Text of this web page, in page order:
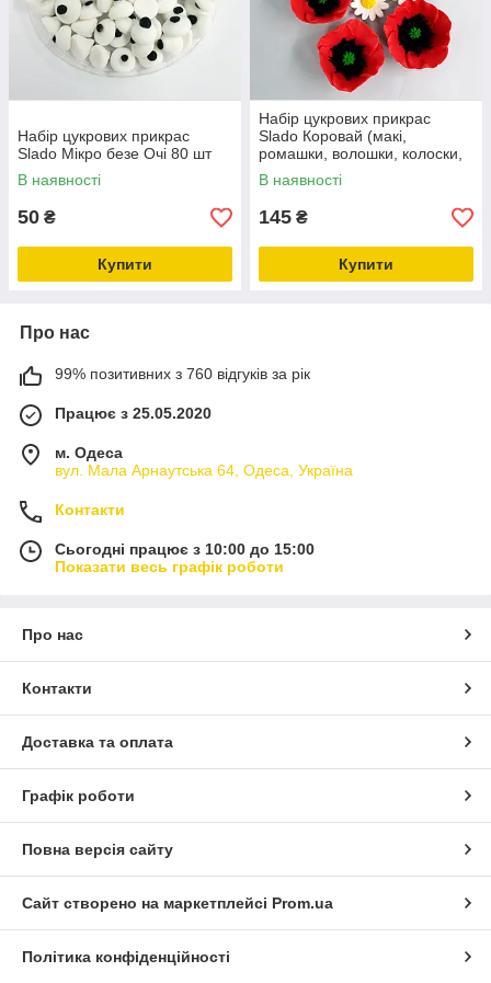
Набір цукрових прикрас
Slado Мікро безе Очі 80 шт
В наявності
50 ₴
Купити
Набір цукрових прикрас
Slado Коровай (макі,
ромашки, волошки, колоски,
листочки) — 16 шт.
В наявності
145 ₴
Купити
Про нас
99% позитивних з 760 відгуків за рік
Працює з 25.05.2020
м. Одеса
вул. Мала Арнаутська 64, Одеса, Україна
Контакти
Сьогодні працює з 10:00 до 15:00
Показати весь графік роботи
Про нас
Контакти
Доставка та оплата
Графік роботи
Повна версія сайту
Сайт створено на маркетплейсі Prom.ua
Політика конфіденційності